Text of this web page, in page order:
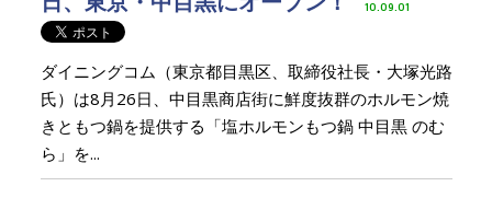
10.09.01
ダイニングコム（東京都目黒区、取締役社長・大塚光路
氏）は8月26日、中目黒商店街に鮮度抜群のホルモン焼
きともつ鍋を提供する「塩ホルモンもつ鍋 中目黒 のむ
ら」を...